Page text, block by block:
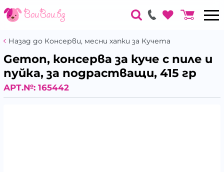
Назад до Консерви, месни хапки за Кучета
Gemon, консерва за куче с пиле и
пуйка, за подрастващи, 415 гр
АРТ.№: 165442